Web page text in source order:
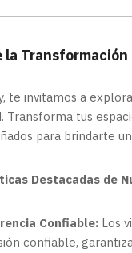
la
te invitamos a
Transforma tus
para brindarte
Destacadas de
Confiable: Los
confiable,